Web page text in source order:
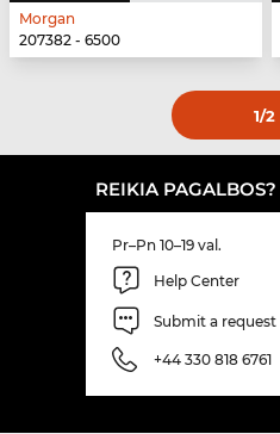
Morgan
207382 - 6500
1/2
REIKIA PAGALBOS?
Pr–Pn 10–19 val.
Help Center
Submit a request
+44 330 818 6761